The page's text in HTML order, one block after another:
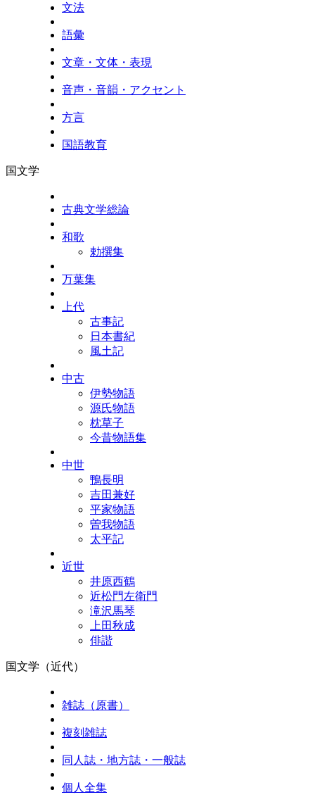
文法
語彙
文章・文体・表現
音声・音韻・アクセント
方言
国語教育
国文学
古典文学総論
和歌
勅撰集
万葉集
上代
古事記
日本書紀
風土記
中古
伊勢物語
源氏物語
枕草子
今昔物語集
中世
鴨長明
吉田兼好
平家物語
曽我物語
太平記
近世
井原西鶴
近松門左衛門
滝沢馬琴
上田秋成
俳諧
国文学（近代）
雑誌（原書）
複刻雑誌
同人誌・地方誌・一般誌
個人全集